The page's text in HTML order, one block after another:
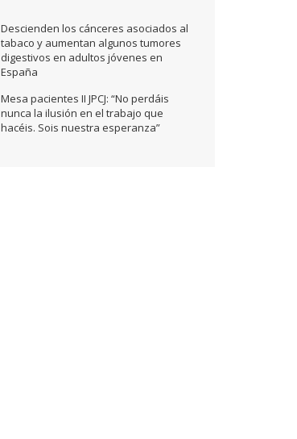
Descienden los cánceres asociados al
tabaco y aumentan algunos tumores
digestivos en adultos jóvenes en
España
Mesa pacientes II JPCJ: “No perdáis
nunca la ilusión en el trabajo que
hacéis. Sois nuestra esperanza”